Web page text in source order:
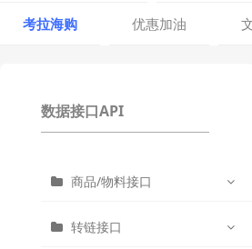
🎉五
关于
考拉海购 优惠加油
数据接口API
商品/物料接口
获取推荐商品列表
转链接口